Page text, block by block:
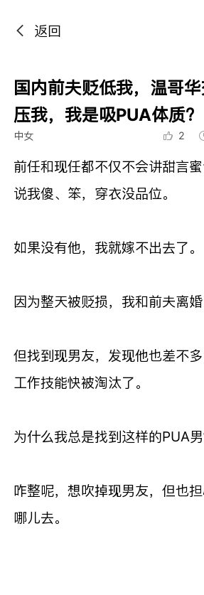
返回
国内前夫贬低我，温哥
压我，我是吸PUA体质？
中女 2
前任和现任都不仅不会讲甜言蜜
说我傻、笨，穿衣没品位。
如果没有他，我就嫁不出去了。
因为整天被贬损，我和前夫离婚
但找到现男友，发现他也差不多
工作技能快被淘汰了。
为什么我总是找到这样的PUA男
咋整呢，想吹掉现男友，但也
哪儿去。